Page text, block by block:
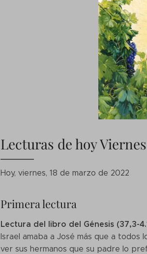
Lecturas de hoy
Hoy, viernes, 18 de marzo de 2022
Primera lectura
Lectura del libro del Génesis (37,3-
Israel amaba a José más que a todos
ver sus hermanos que su padre lo